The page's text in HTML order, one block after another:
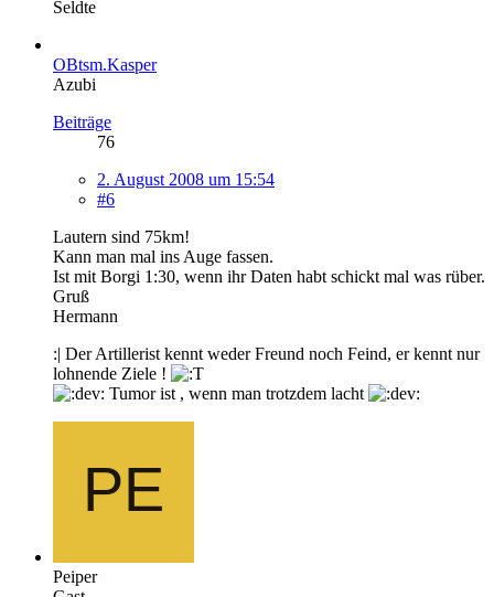
Seldte
OBtsm.Kasper
Azubi
Beiträge
76
2. August 2008 um 15:54
#6
Lautern sind 75km!
Kann man mal ins Auge fassen.
Ist mit Borgi 1:30, wenn ihr Daten habt schickt mal was rüber.
Gruß
Hermann
:| Der Artillerist kennt weder Freund noch Feind, er kennt nur
lohnende Ziele !
Tumor ist , wenn man trotzdem lacht
Peiper